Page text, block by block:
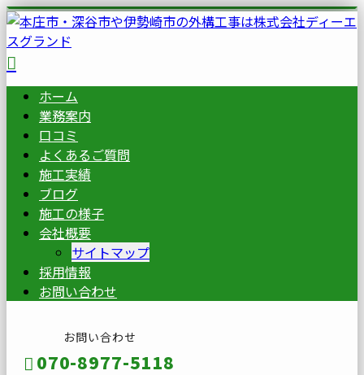
ホーム
業務案内
口コミ
よくあるご質問
施工実績
ブログ
施工の様子
会社概要
サイトマップ
採用情報
お問い合わせ
お問い合わせ
070-8977-5118